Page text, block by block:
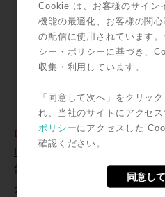
Dolby Atmos Mastering
Dolby Atmos Mastering Suite
能を与えるためのエンジンと
クスを行うためのツールであ
Cookie は、お客様のサイン
機能の最適化、お客様の関
の配信に使用されています
シー・ポリシーに基づき、
収集・利用しています。
「同意して次へ」をクリッ
れ、当社のサイトにアクセス
ポリシーにアクセスした
確認ください。
同意し